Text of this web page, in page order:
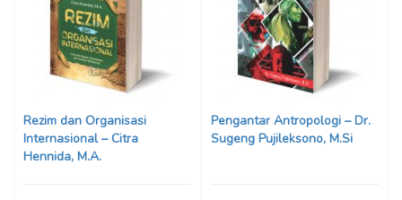
Rezim dan Organisasi
Internasional – Citra
Hennida, M.A.
Pengantar Antropologi – Dr.
Sugeng Pujileksono, M.Si